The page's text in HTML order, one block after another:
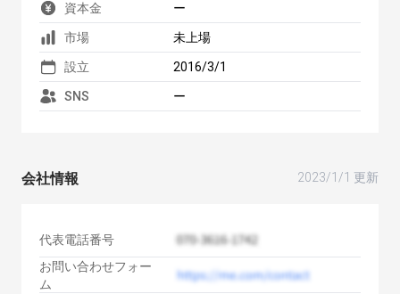
資本金 ー
市場 未上場
設立 2016/3/1
SNS ー
会社情報 2023/1/1 更新
代表電話番号
お問い合わせフォー
ム